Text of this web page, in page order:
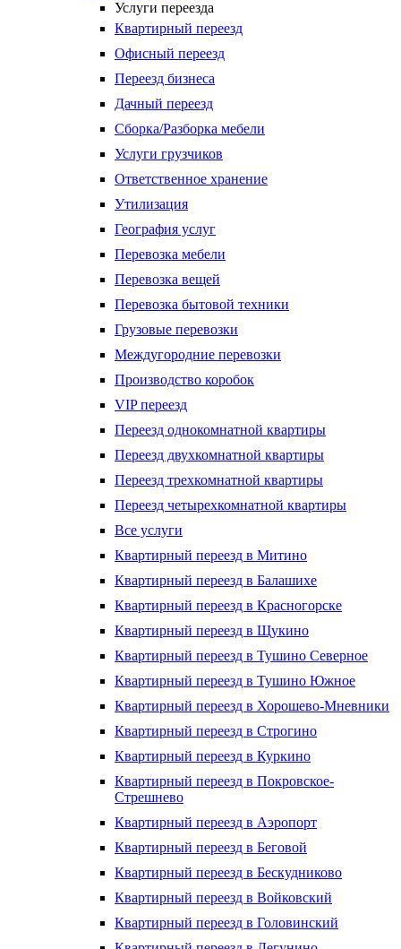
Услуги переезда
Квартирный переезд
Офисный переезд
Переезд бизнеса
Дачный переезд
Сборка/Разборка мебели
Услуги грузчиков
Ответственное хранение
Утилизация
География услуг
Перевозка мебели
Перевозка вещей
Перевозка бытовой техники
Грузовые перевозки
Междугородние перевозки
Производство коробок
VIP переезд
Переезд однокомнатной квартиры
Переезд двухкомнатной квартиры
Переезд трехкомнатной квартиры
Переезд четырехкомнатной квартиры
Все услуги
Квартирный переезд в Митино
Квартирный переезд в Балашихе
Квартирный переезд в Красногорске
Квартирный переезд в Щукино
Квартирный переезд в Тушино Северное
Квартирный переезд в Тушино Южное
Квартирный переезд в Хорошево-Мневники
Квартирный переезд в Строгино
Квартирный переезд в Куркино
Квартирный переезд в Покровское-
Стрешнево
Квартирный переезд в Аэропорт
Квартирный переезд в Беговой
Квартирный переезд в Бескудниково
Квартирный переезд в Войковский
Квартирный переезд в Головинский